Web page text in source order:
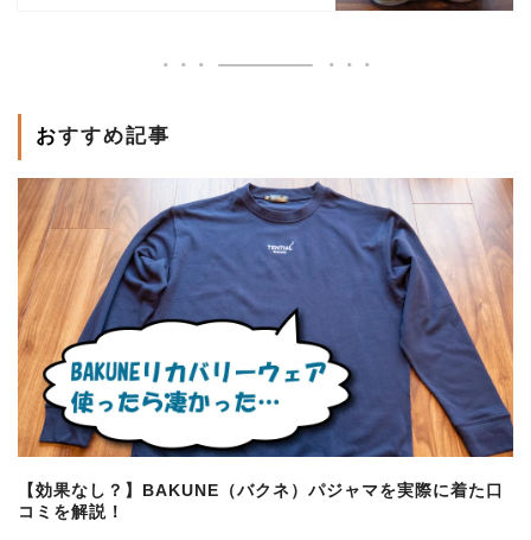
おすすめ記事
【効果なし？】BAKUNE（バクネ）パジャマを実際に着た口
コミを解説！